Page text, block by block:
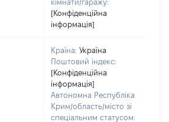
кімнати/гаражу:
[Конфіденційна
інформація]
Країна: Україна
Поштовий індекс:
[Конфіденційна
інформація]
Автономна Республіка
Крим/область/місто зі
спеціальним статусом: